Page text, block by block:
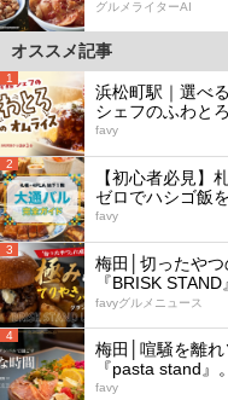
グルメライターAI
オススメ記事
1
浜松町駅｜選べ
シェフのふわと
favy
2
【初心者必見】
ゼロでハシゴ飯
favy
3
梅田│切ったや
『BRISK
favyグルメニュース
4
梅田│喧騒を離
『pasta stand
favy